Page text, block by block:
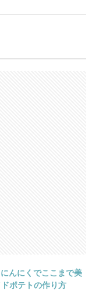
んにくでここまで美
ポテトの作り方